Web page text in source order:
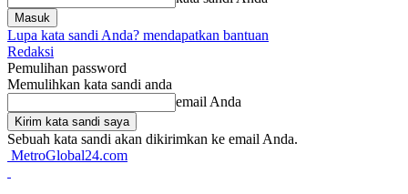
Lupa kata sandi Anda? mendapatkan bantuan
Redaksi
Pemulihan password
Memulihkan kata sandi anda
email Anda
Sebuah kata sandi akan dikirimkan ke email Anda.
MetroGlobal24.com